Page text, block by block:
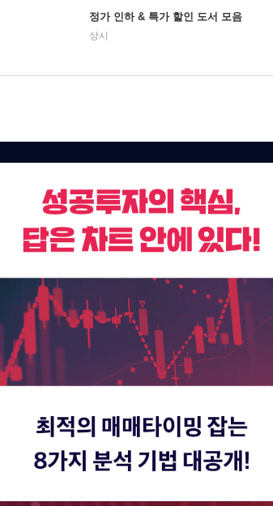
정가 인하 & 특가 할인 도서 모음
상시